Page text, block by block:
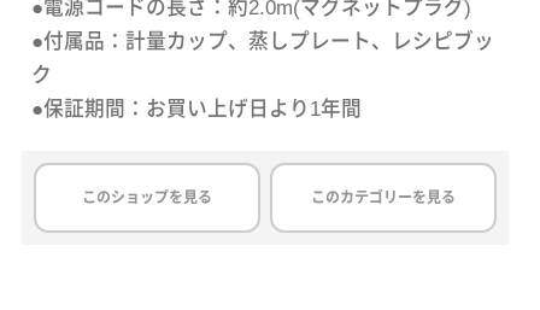
●電源コードの長さ：約2.0m(マグネットプラグ)
●付属品：計量カップ、蒸しプレート、レシピブッ
ク
●保証期間：お買い上げ日より1年間
このショップを見る このカテゴリーを見る